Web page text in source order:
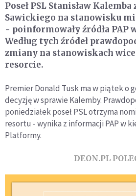
Poseł PSL Stanisław
Sawickiego na stanowisku
- poinformowały źródła PAP
Według tych źródeł
zmiany na stanowiskach
resorcie.
Premier Donald Tusk ma w piątek o
decyzję w sprawie Kalemby.
poniedziałek poseł PSL otrzyma
resortu - wynika z informacji PAP w
Platformy.
DEON.PL